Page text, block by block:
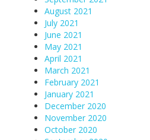
August 2021
July 2021
June 2021
May 2021
April 2021
March 2021
February 2021
January 2021
December 2020
November 2020
October 2020